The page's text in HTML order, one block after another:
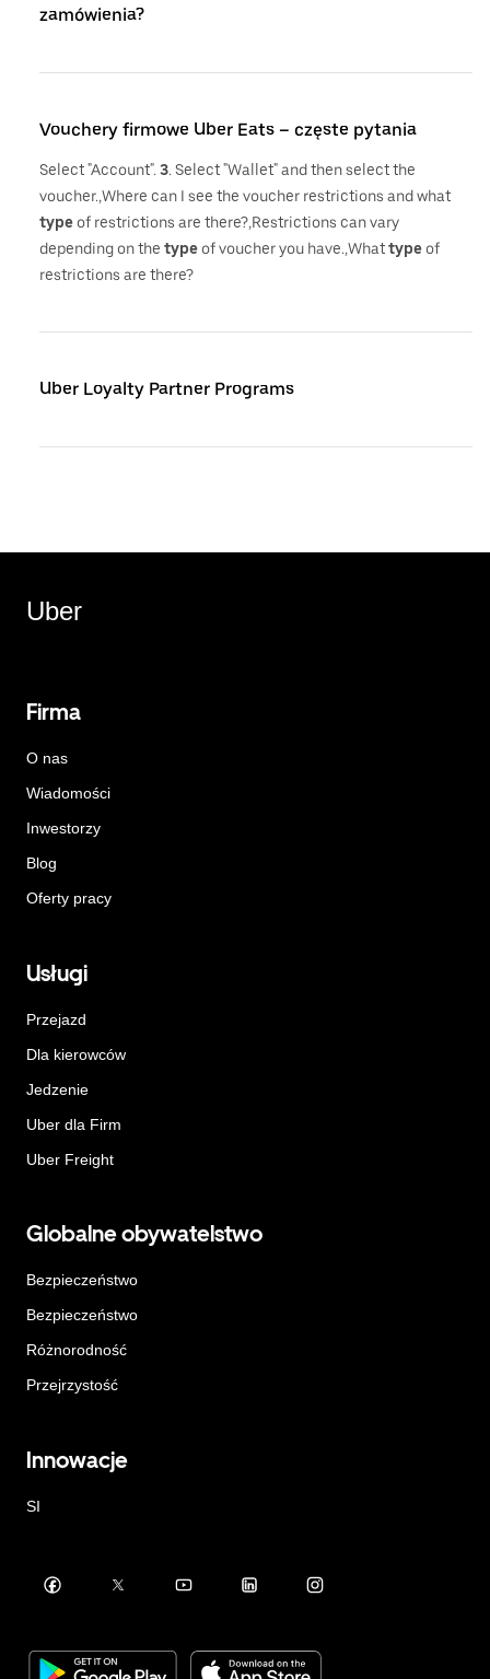
zamówienia?
Vouchery firmowe Uber Eats – częste pytania
Select "Account". 3. Select "Wallet" and then select the
voucher.,Where can I see the voucher restrictions and what
typeof restrictions are there?,Restrictions can vary
depending on the typeof voucher you have.,Whattypeof
restrictions are there?
Uber Loyalty Partner Programs
Uber
Firma
O nas
Wiadomości
Inwestorzy
Blog
Oferty pracy
Usługi
Przejazd
Dla kierowców
Jedzenie
Uber dla Firm
Uber Freight
Globalne obywatelstwo
Bezpieczeństwo
Bezpieczeństwo
Różnorodność
Przejrzystość
Innowacje
SI